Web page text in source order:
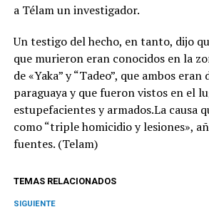
a Télam un investigador.
Un testigo del hecho, en tanto, dijo
que murieron eran conocidos en la
de «Yaka” y “Tadeo”, que ambos
paraguaya y que fueron vistos en el
estupefacientes y armados.La causa
como “triple homicidio y lesiones»,
fuentes. (Telam)
TEMAS RELACIONADOS
SIGUIENTE